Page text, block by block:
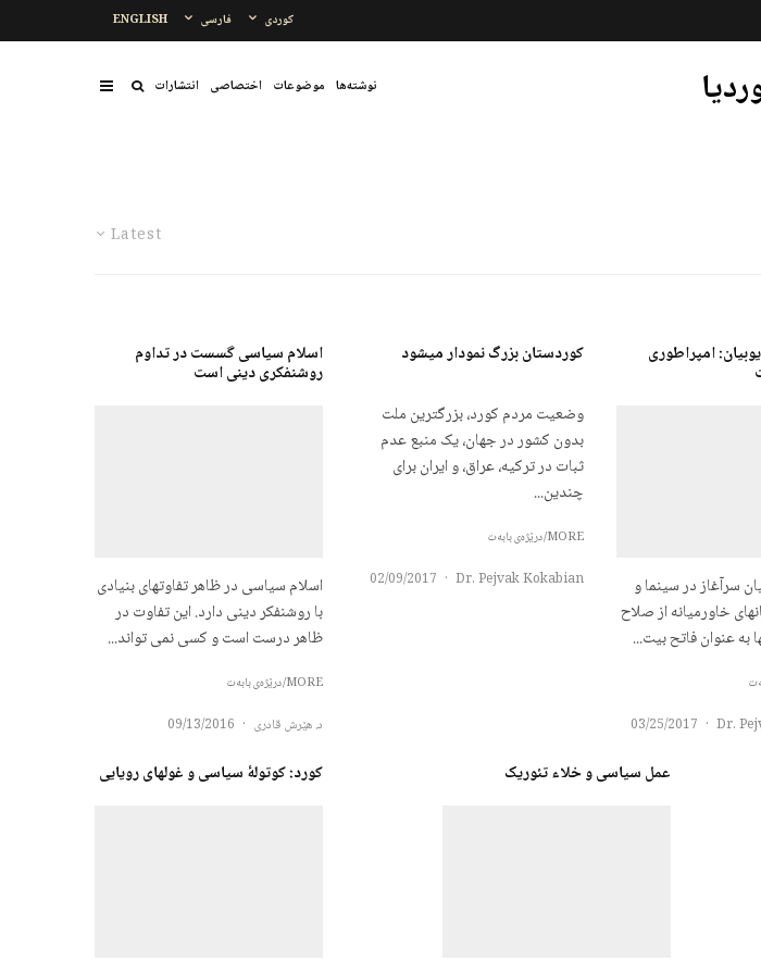
ENGLISH فارسی کوردی
نوشتەها موضوعات اختصاصی انتشارات
Latest
امپراطوری
سرآغاز در سینما و
خاورمیانه از صلاح
به عنوان فاتح بیت...
Dr.
·
03/25/2017
کوردستان بزرگ نمودار میشود
وضعیت مردم کورد، بزرگترین ملت
بدون کشور در جهان، یک منبع عدم
ثبات در ترکیه، عراق، و ایران برای
چندین...
MORE/درێژەی بابەت
Dr. Pejvak Kokabian
·
02/09/2017
اسلام سیاسی گسست در تداوم
روشنفکری دینی است
اسلام سیاسی در ظاهر تفاوتهای بنیادی
با روشنفکر دینی دارد. این تفاوت در
ظاهر درست است و کسی نمی تواند...
MORE/درێژەی بابەت
د. هێرش قادری ·
09/13/2016
عمل سیاسی و خلاء تئوریک کورد: کوتولۀ سیاسی و غولهای رویایی